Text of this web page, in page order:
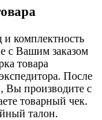
комплектность
с Вашим заказом
товара
После
Вы производите с
товарный чек.
талон.